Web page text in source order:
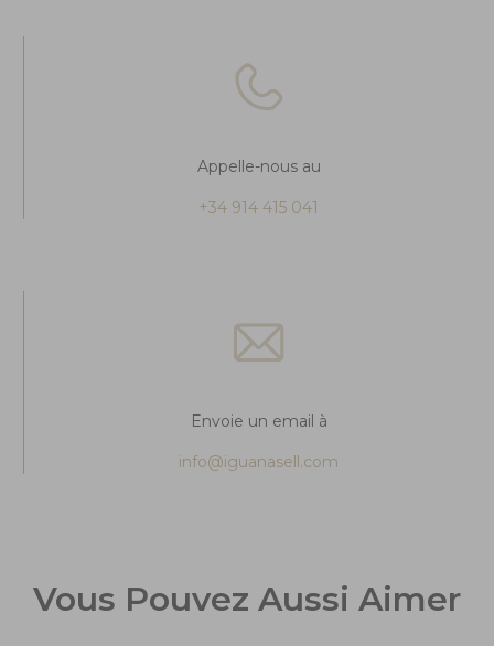
Appelle-nous au
+34 914 415 041
Envoie un email à
info@iguanasell.com
Vous Pouvez Aussi Aimer